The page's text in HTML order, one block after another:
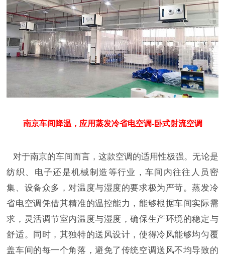
南京车间降温，应用蒸发冷省电空调-卧式射流空调
对于南京的车间而言，这款空调的适用性极强。无论是
纺织、电子还是机械制造等行业，车间内往往人员密
集、设备众多，对温度与湿度的要求极为严苛。蒸发冷
省电空调凭借其精准的温控能力，能够根据车间实际需
求，灵活调节室内温度与湿度，确保生产环境的稳定与
舒适。同时，其独特的送风设计，使得冷风能够均匀覆
盖车间的每一个角落，避免了传统空调送风不均导致的